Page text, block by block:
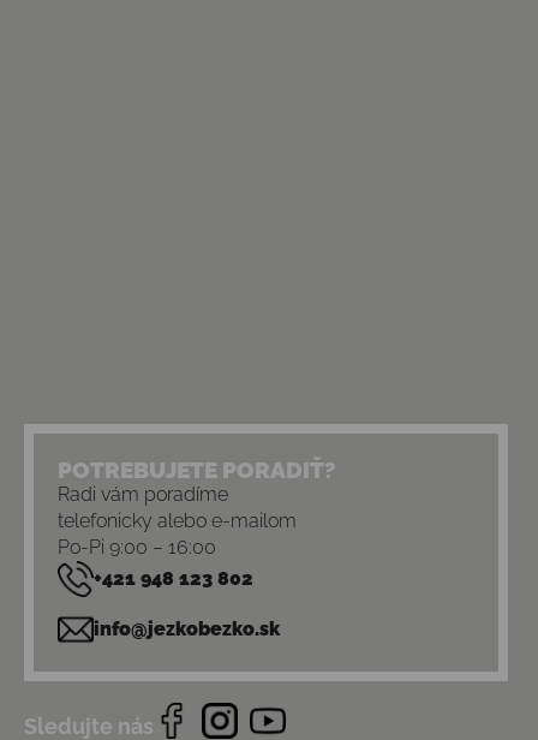
POTREBUJETE PORADIŤ?
Radi vám poradíme
telefonicky alebo e-mailom
Po-Pi 9:00 – 16:00
+421 948 123 802
info@jezkobezko.sk
Sledujte nás